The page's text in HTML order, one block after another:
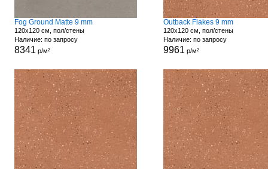
Fog Ground Matte 9 mm
120x120 см, пол/стены
Наличие: по запросу
8341 р/м²
Outback Flakes 9 mm
120x120 см, пол/стены
Наличие: по запросу
9961 р/м²